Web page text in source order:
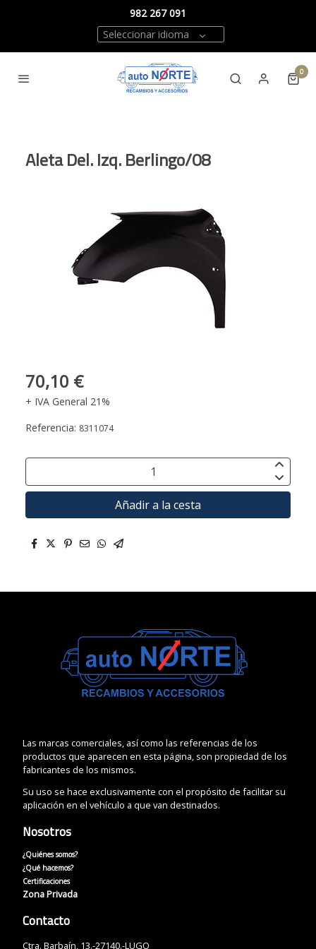
982 267 091
Seleccionar idioma
0
Aleta Del. Izq. Berlingo/08
70,10 €
+ IVA General 21%
Referencia: 8311074
Añadir a la cesta
Las marcas comerciales, así como las referencias de los
productos que aparecen en esta página, son propiedad de los
fabricantes de los mismos.
Su uso se hace exclusivamente con el propósito de facilitar su
aplicación en el vehículo a que van destinados.
Nosotros
¿Quiénes somos?
¿Qué hacemos?
Certificaciones
Zona Privada
Contacto
Ctra. Barbaín, 13.-27140.-LUGO